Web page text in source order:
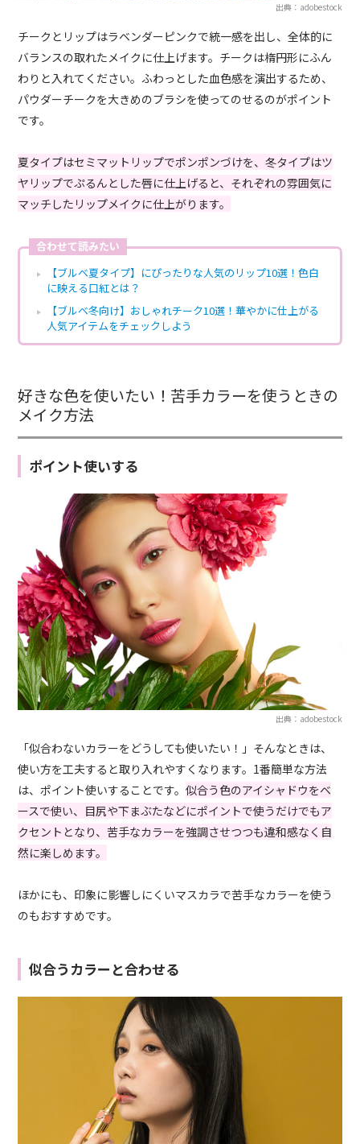
出典：adobestock
チークとリップはラベンダーピンクで統一感を出し、全体的に
バランスの取れたメイクに仕上げます。チークは楕円形にふん
わりと入れてください。ふわっとした血色感を演出するため、
パウダーチークを大きめのブラシを使ってのせるのがポイント
です。
夏タイプはセミマットリップでポンポンづけを、冬タイプはツ
ヤリップでぷるんとした唇に仕上げると、それぞれの雰囲気に
マッチしたリップメイクに仕上がります。
合わせて読みたい
【ブルベ夏タイプ】にぴったりな人気のリップ10選！色白
に映える口紅とは？
【ブルベ冬向け】おしゃれチーク10選！華やかに仕上がる
人気アイテムをチェックしよう
好きな色を使いたい！苦手カラーを使うときの
メイク方法
ポイント使いする
出典：adobestock
「似合わないカラーをどうしても使いたい！」そんなときは、
使い方を工夫すると取り入れやすくなります。1番簡単な方法
は、ポイント使いすることです。似合う色のアイシャドウをベ
ースで使い、目尻や下まぶたなどにポイントで使うだけでもア
クセントとなり、苦手なカラーを強調させつつも違和感なく自
然に楽しめます。
ほかにも、印象に影響しにくいマスカラで苦手なカラーを使う
のもおすすめです。
似合うカラーと合わせる